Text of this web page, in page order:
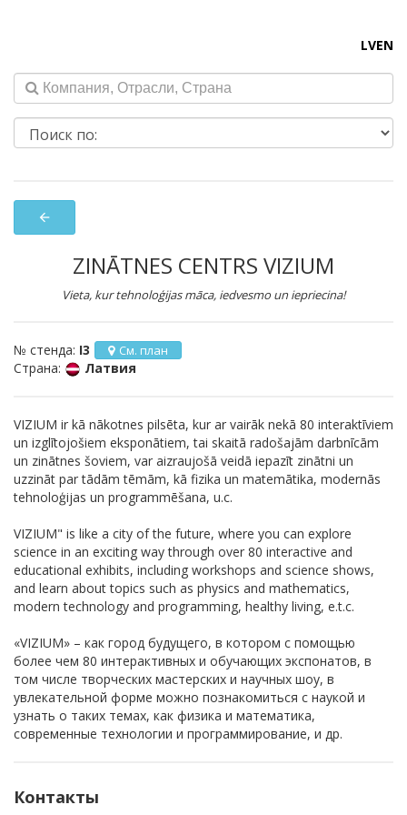
LVEN
arrow_back
ZINĀTNES CENTRS VIZIUM
Vieta, kur tehnoloģijas māca, iedvesmo un iepriecina!
№ стенда: I3 См. план
Страна: Латвия
VIZIUM ir kā nākotnes pilsēta, kur ar vairāk nekā 80 interaktīviem
un izglītojošiem eksponātiem, tai skaitā radošajām darbnīcām
un zinātnes šoviem, var aizraujošā veidā iepazīt zinātni un
uzzināt par tādām tēmām, kā fizika un matemātika, modernās
tehnoloģijas un programmēšana, u.c.
VIZIUM" is like a city of the future, where you can explore
science in an exciting way through over 80 interactive and
educational exhibits, including workshops and science shows,
and learn about topics such as physics and mathematics,
modern technology and programming, healthy living, e.t.c.
«VIZIUM» – как город будущего, в котором с помощью
более чем 80 интерактивных и обучающих экспонатов, в
том числе творческих мастерских и научных шоу, в
увлекательной форме можно познакомиться с наукой и
узнать о таких темах, как физика и математика,
современные технологии и программирование, и др.
Контакты